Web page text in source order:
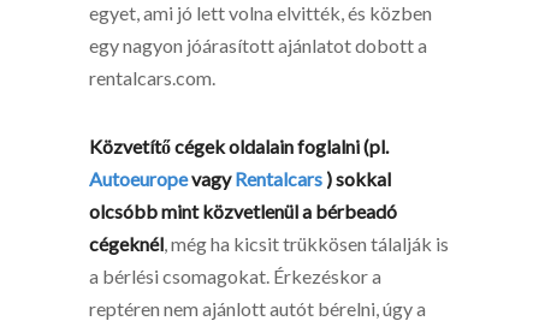
egyet, ami jó lett volna elvitték, és közben
egy nagyon jóárasított ajánlatot dobott a
rentalcars.com.
Közvetítő cégek oldalain foglalni (pl.
AutoeuropevagyRentalcars ) sokkal
olcsóbb mint közvetlenül a bérbeadó
cégeknél, még ha kicsit trükkösen tálalják is
a bérlési csomagokat. Érkezéskor a
reptéren nem ajánlott autót bérelni, úgy a